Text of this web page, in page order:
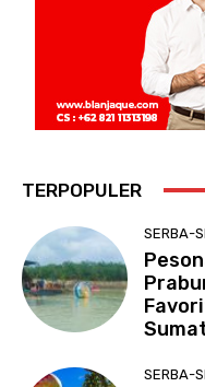
TERPOPULER
SERBA-
SERBA-